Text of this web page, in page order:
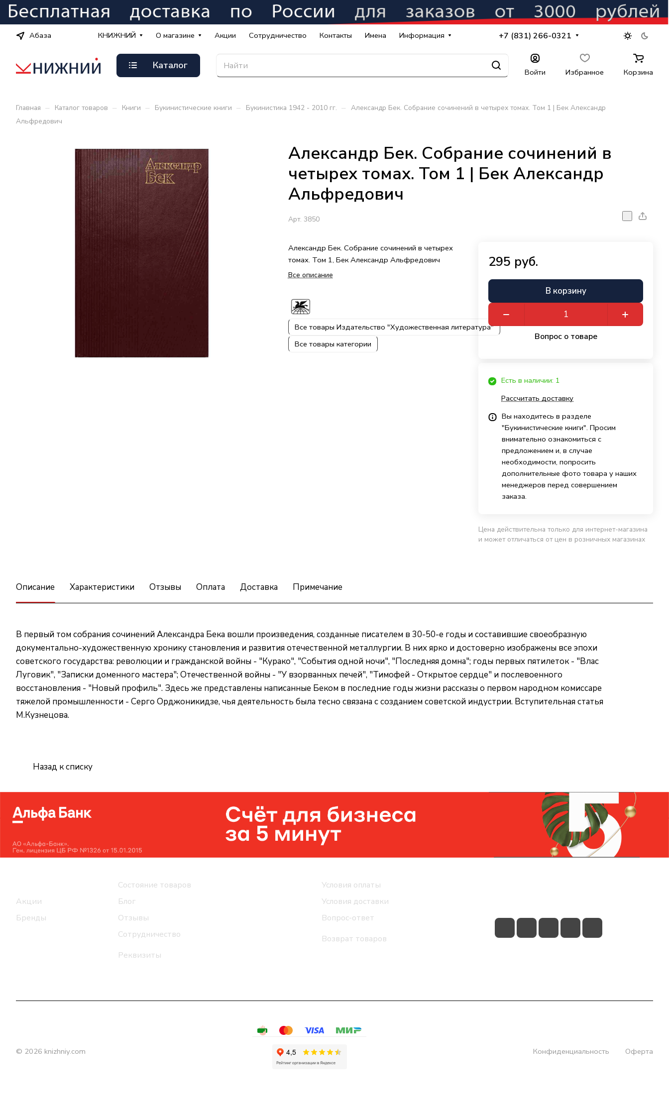
Абаза КНИЖНИЙ О магазине Акции Сотрудничество Контакты Имена Информация +7 (831) 266-0321
Каталог
Войти Избранное Корзина
Главная – Каталог товаров – Книги – Букинистические книги – Букинистика 1942 - 2010 гг. – Александр Бек. Собрание сочинений в четырех томах. Том 1 | Бек Александр
Альфредович
Александр Бек. Собрание сочинений в
четырех томах. Том 1 | Бек Александр
Альфредович
Арт. 3850
Александр Бек. Собрание сочинений в четырех
томах. Том 1, Бек Александр Альфредович
Все описание
Все товары Издательство "Художественная литература"
Все товары категории
295 руб.
В корзину
Вопрос о товаре
Есть в наличии: 1
Рассчитать доставку
Вы находитесь в разделе
"Букинистические книги". Просим
внимательно ознакомиться с
предложением и, в случае
необходимости, попросить
дополнительные фото товара у наших
менеджеров перед совершением
заказа.
Цена действительна только для интернет-магазина
и может отличаться от цен в розничных магазинах
Описание Характеристики Отзывы Оплата Доставка Примечание
В первый том собрания сочинений Александра Бека вошли произведения, созданные писателем в 30-50-е годы и составившие своеобразную
документально-художественную хронику становления и развития отечественной металлургии. В них ярко и достоверно изображены все эпохи
советского государства: революции и гражданской войны - "Курако", "События одной ночи", "Последняя домна"; годы первых пятилеток - "Влас
Луговик", "Записки доменного мастера"; Отечественной войны - "У взорванных печей", "Тимофей - Открытое сердце" и послевоенного
восстановления - "Новый профиль". Здесь же представлены написанные Беком в последние годы жизни рассказы о первом народном комиссаре
тяжелой промышленности - Серго Орджоникидзе, чья деятельность была тесно связана с созданием советской индустрии. Вступительная статья
М.Кузнецова.
Назад к списку
Акции
Бренды
Состояние товаров
Блог
Отзывы
Сотрудничество
Реквизиты
Условия оплаты
Условия доставки
Вопрос-ответ
Возврат товаров
© 2026 knizhniy.com Конфиденциальность Оферта